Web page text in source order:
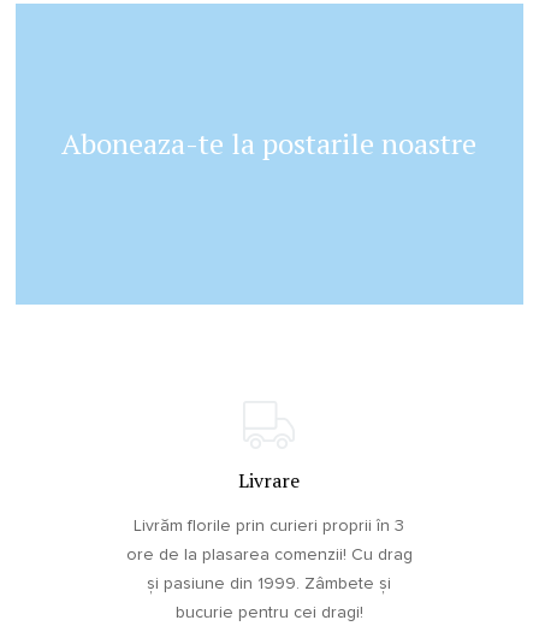
Aboneaza-te la postarile noastre
Livrare
Livrăm florile prin curieri proprii în 3
ore de la plasarea comenzii! Cu drag
și pasiune din 1999. Zâmbete și
bucurie pentru cei dragi!